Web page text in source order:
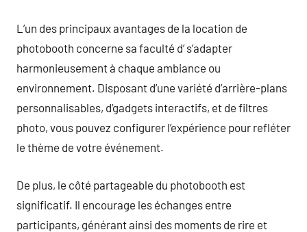
L’un des principaux avantages de la location de
photobooth concerne sa faculté d’ s’adapter
harmonieusement à chaque ambiance ou
environnement. Disposant d’une variété d’arrière-plans
personnalisables, d’gadgets interactifs, et de filtres
photo, vous pouvez configurer l’expérience pour refléter
le thème de votre événement.
De plus, le côté partageable du photobooth est
significatif. Il encourage les échanges entre
participants, générant ainsi des moments de rire et